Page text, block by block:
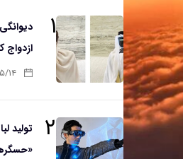
۱
ازدواج
۱۴۰۵/
۲
تولید